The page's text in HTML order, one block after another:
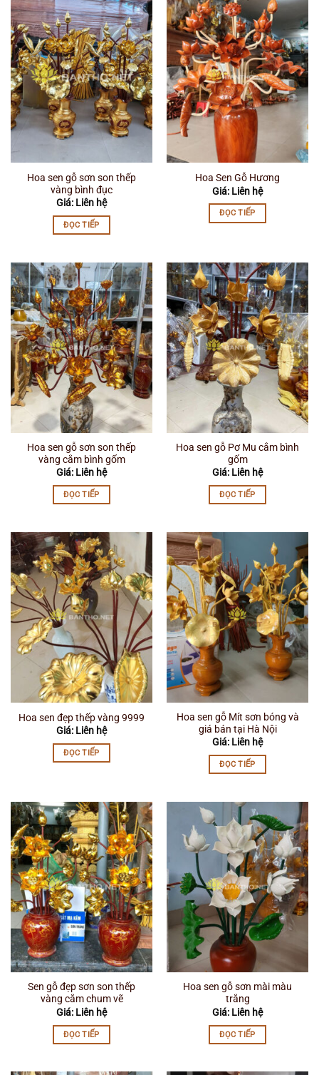
Hoa sen gỗ sơn son thếp
vàng bình đục
Giá: Liên hệ
ĐỌC TIẾP
Hoa Sen Gỗ Hương
Giá: Liên hệ
ĐỌC TIẾP
Hoa sen gỗ sơn son thếp
vàng cắm bình gốm
Giá: Liên hệ
ĐỌC TIẾP
Hoa sen gỗ Pơ Mu cắm bình
gốm
Giá: Liên hệ
ĐỌC TIẾP
Hoa sen đẹp thếp vàng 9999
Giá: Liên hệ
ĐỌC TIẾP
Hoa sen gỗ Mít sơn bóng và
giá bán tại Hà Nội
Giá: Liên hệ
ĐỌC TIẾP
Sen gỗ đẹp sơn son thếp
vàng cắm chum vẽ
Giá: Liên hệ
ĐỌC TIẾP
Hoa sen gỗ sơn mài màu
trắng
Giá: Liên hệ
ĐỌC TIẾP